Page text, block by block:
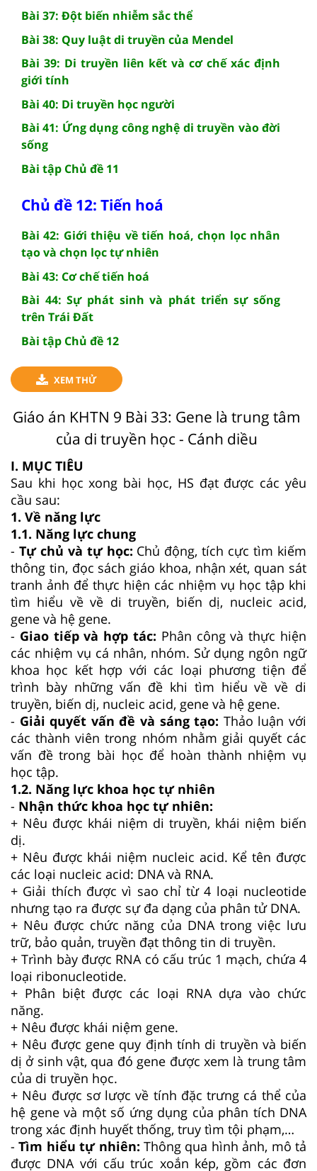
Bài 37: Đột biến nhiễm sắc thể
Bài 38: Quy luật di truyền của Mendel
Bài 39: Di truyền liên kết và cơ chế xác định
giới tính
Bài 40: Di truyền học người
Bài 41: Ứng dụng công nghệ di truyền vào đời
sống
Bài tập Chủ đề 11
Chủ đề 12: Tiến hoá
Bài 42: Giới thiệu về tiến hoá, chọn lọc nhân
tạo và chọn lọc tự nhiên
Bài 43: Cơ chế tiến hoá
Bài 44: Sự phát sinh và phát triển sự sống
trên Trái Đất
Bài tập Chủ đề 12
XEM THỬ
Giáo án KHTN 9 Bài 33: Gene là trung tâm
của di truyền học - Cánh diều
I. MỤC TIÊU
Sau khi học xong bài học, HS đạt được các yêu
cầu sau:
1. Về năng lực
1.1. Năng lực chung
- Tự chủ và tự học: Chủ động, tích cực tìm kiếm
thông tin, đọc sách giáo khoa, nhận xét, quan sát
tranh ảnh để thực hiện các nhiệm vụ học tập khi
tìm hiểu về về di truyền, biến dị, nucleic acid,
gene và hệ gene.
- Giao tiếp và hợp tác: Phân công và thực hiện
các nhiệm vụ cá nhân, nhóm. Sử dụng ngôn ngữ
khoa học kết hợp với các loại phương tiện để
trình bày những vấn đề khi tìm hiểu về về di
truyền, biến dị, nucleic acid, gene và hệ gene.
- Giải quyết vấn đề và sáng tạo: Thảo luận với
các thành viên trong nhóm nhằm giải quyết các
vấn đề trong bài học để hoàn thành nhiệm vụ
học tập.
1.2. Năng lực khoa học tự nhiên
- Nhận thức khoa học tự nhiên:
+ Nêu được khái niệm di truyền, khái niệm biến
dị.
+ Nêu được khái niệm nucleic acid. Kể tên được
các loại nucleic acid: DNA và RNA.
+ Giải thích được vì sao chỉ từ 4 loại nucleotide
nhưng tạo ra được sự đa dạng của phân tử DNA.
+ Nêu được chức năng của DNA trong việc lưu
trữ, bảo quản, truyền đạt thông tin di truyền.
+ Trình bày được RNA có cấu trúc 1 mạch, chứa 4
loại ribonucleotide.
+ Phân biệt được các loại RNA dựa vào chức
năng.
+ Nêu được khái niệm gene.
+ Nêu được gene quy định tính di truyền và biến
dị ở sinh vật, qua đó gene được xem là trung tâm
của di truyền học.
+ Nêu được sơ lược về tính đặc trưng cá thể của
hệ gene và một số ứng dụng của phân tích DNA
trong xác định huyết thống, truy tìm tội phạm,…
-Tìm hiểu tự nhiên: Thông qua hình ảnh, mô tả
được DNA với cấu trúc xoắn kép, gồm các đơn